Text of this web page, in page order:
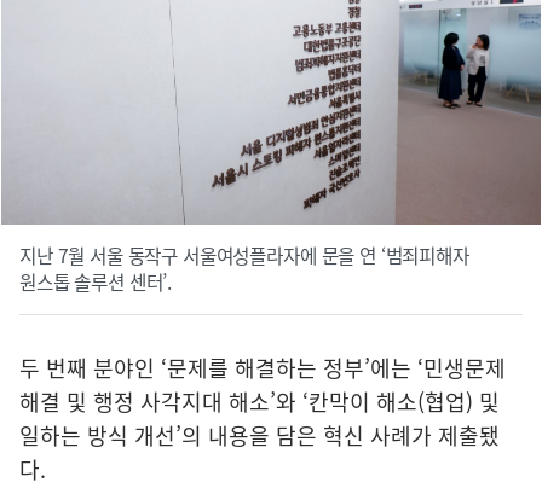
지난 7월 서울 동작구 서울여성플라자에 문을 연 ‘범죄피해자
원스톱 솔루션 센터’.
두 번째 분야인 ‘문제를 해결하는 정부’에는 ‘민생문제
해결 및 행정 사각지대 해소’와 ‘칸막이 해소(협업) 및
일하는 방식 개선’의 내용을 담은 혁신 사례가 제출됐
다.